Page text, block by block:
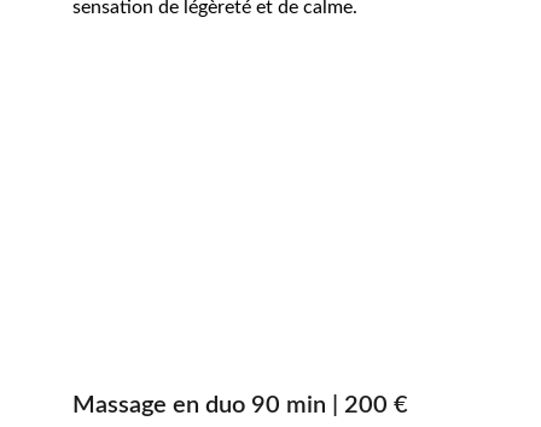
Massage en duo 90 min | 200 €
sensation de légèreté et de calme.